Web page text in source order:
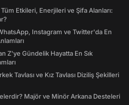
Etkileri, Enerjileri ve Şifa Alanları:
Instagram ve Twitter'da En
Z'ye Gündelik Hayatta En Sık
Tavlası ve Kız Tavlası Diziliş Şekilleri
Majör ve Minör Arkana Desteleri